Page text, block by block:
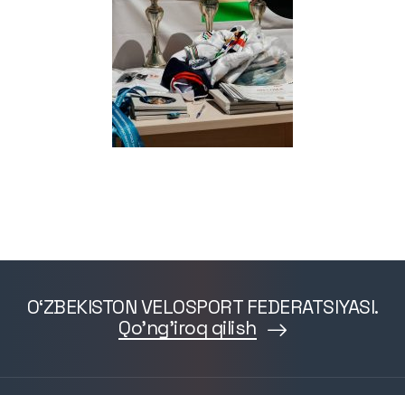
O‘ZBEKISTON VELOSPORT FEDERATSIYASI.
Qo'ng'iroq qilish